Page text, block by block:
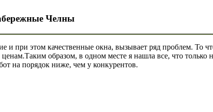
Челны
и при этом качественные окна, вызывает ряд проблем.
образом, в одном месте я нашла все, что
на порядок ниже, чем у конкурентов.